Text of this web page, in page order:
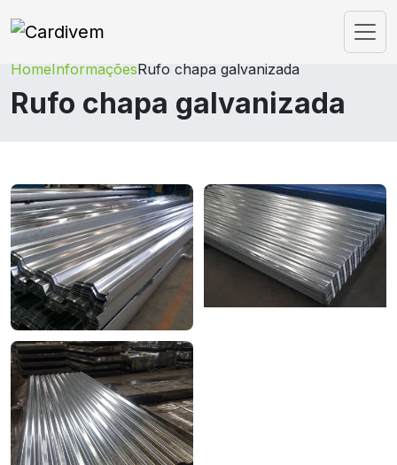
HomeInformaçõesRufo chapa galvanizada
Rufo chapa galvanizada